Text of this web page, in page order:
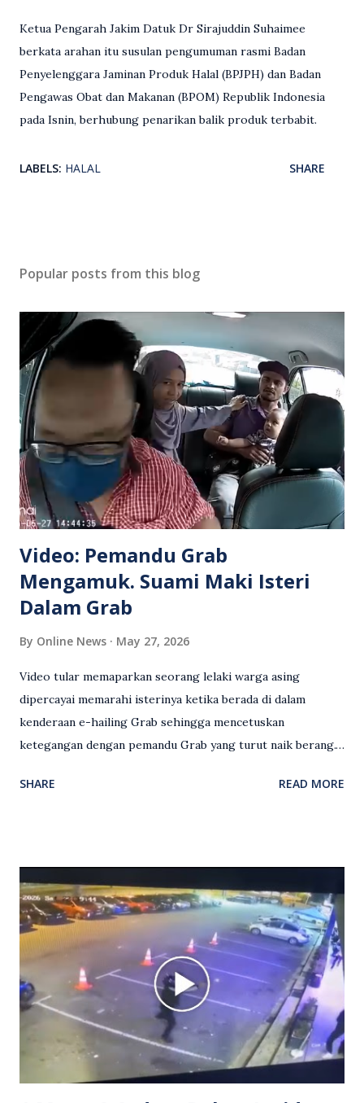
Ketua Pengarah Jakim Datuk Dr Sirajuddin Suhaimee
berkata arahan itu susulan pengumuman rasmi Badan
Penyelenggara Jaminan Produk Halal (BPJPH) dan Badan
Pengawas Obat dan Makanan (BPOM) Republik Indonesia
pada Isnin, berhubung penarikan balik produk terbabit.
LABELS: HALAL SHARE
Popular posts from this blog
Video: Pemandu Grab
Mengamuk. Suami Maki Isteri
Dalam Grab
By Online News May 27, 2026
Video tular memaparkan seorang lelaki warga asing
dipercayai memarahi isterinya ketika berada di dalam
kenderaan e-hailing Grab sehingga mencetuskan
ketegangan dengan pemandu Grab yang turut naik berang.
antara seorang lelaki warga asing dengan pemandu Grab
Grab bertindak mempertahankan wanita terbabit sebelum
berlaku pertikaman lidah antara kedua-dua pihak. Video
berkenaan kini tular di media sosial dan mendapat pelbagai
reaksi orang ramai. Antara komen orang awam yang tular di
media sosial mengenai insiden tersebut ialah ramai yang
meluahkan rasa marah terhadap tindakan lelaki berkenaan
serta memuji pemandu Grab kerana campur tangan.
Sebahagian netizen turut meminta pihak berkuasa
mengambil tindakan tegas, manakala ada yang bersimpati
terhadap wanita dipercayai menjadi mangs...
SHARE READ MORE